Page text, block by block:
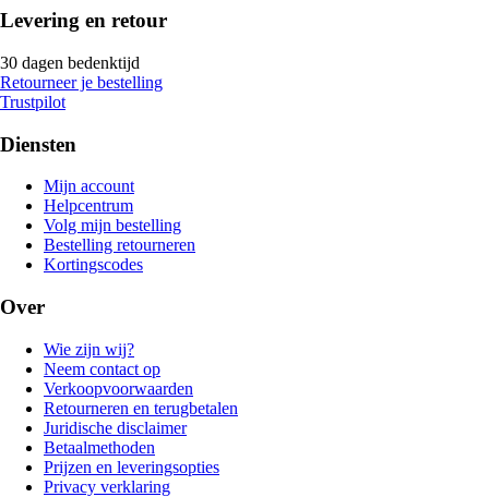
Levering en retour
30 dagen bedenktijd
Retourneer je bestelling
Trustpilot
Diensten
Mijn account
Helpcentrum
Volg mijn bestelling
Bestelling retourneren
Kortingscodes
Over
Wie zijn wij?
Neem contact op
Verkoopvoorwaarden
Retourneren en terugbetalen
Juridische disclaimer
Betaalmethoden
Prijzen en leveringsopties
Privacy verklaring